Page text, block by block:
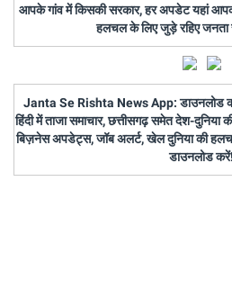
आपके गांव में किसकी सरकार, हर अपडेट यहां
हलचल के लिए जुड़े रहिए जनता
Janta Se Rishta News App: डाउनलोड
हिंदी में ताजा समाचार, छत्तीसगढ़ समेत देश-
बिज़नेस अपडेट्स, जॉब अलर्ट, खेल दुनिया की
डाउनलोड करें!